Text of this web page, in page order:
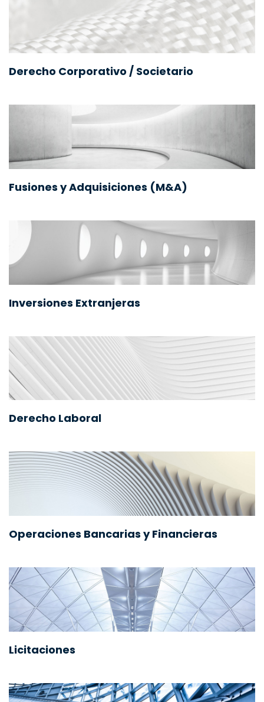
Derecho Corporativo / Societario
Fusiones y Adquisiciones (M&A)
Inversiones Extranjeras
Derecho Laboral
Operaciones Bancarias y Financieras
Licitaciones